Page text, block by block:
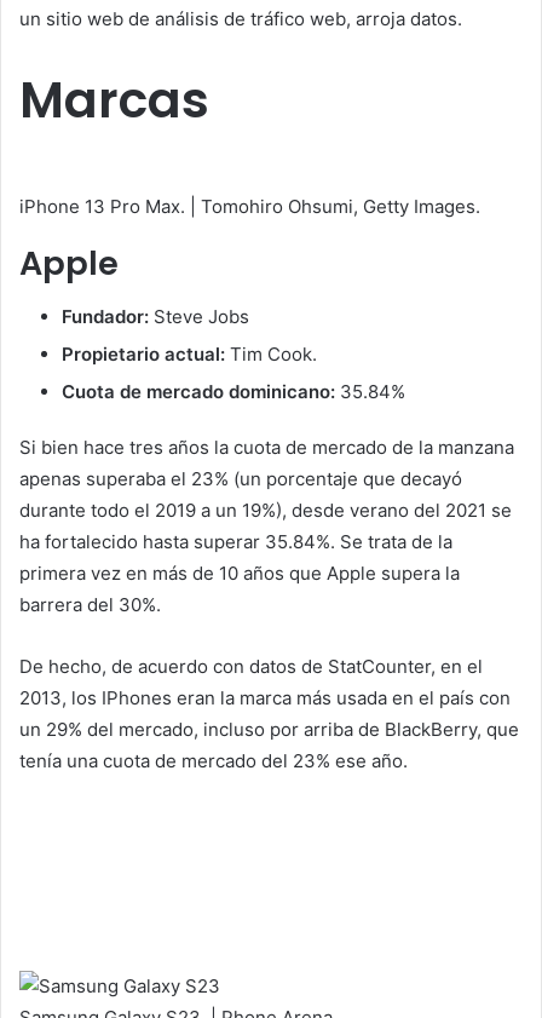
un sitio web de análisis de tráfico web, arroja datos.
Marcas
iPhone 13 Pro Max. | Tomohiro Ohsumi, Getty Images.
Apple
Fundador: Steve Jobs
Propietario actual: Tim Cook.
Cuota de mercado dominicano: 35.84%
Si bien hace tres años la cuota de mercado de la manzana
apenas superaba el 23% (un porcentaje que decayó
durante todo el 2019 a un 19%), desde verano del 2021 se
ha fortalecido hasta superar 35.84%. Se trata de la
primera vez en más de 10 años que Apple supera la
barrera del 30%.
De hecho, de acuerdo con datos de StatCounter, en el
2013, los IPhones eran la marca más usada en el país con
un 29% del mercado, incluso por arriba de BlackBerry, que
tenía una cuota de mercado del 23% ese año.